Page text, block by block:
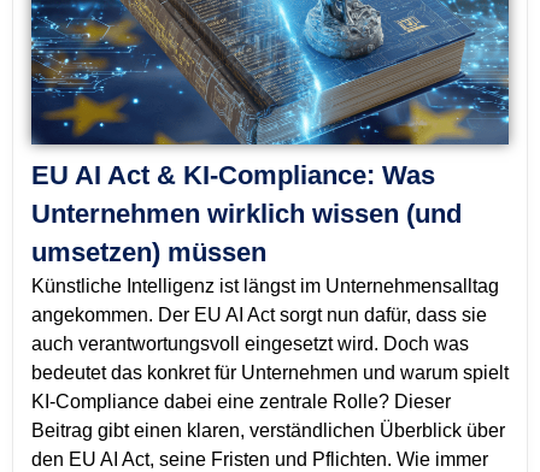
EU AI Act & KI-Compliance: Was
Unternehmen wirklich wissen (und
umsetzen) müssen
Künstliche Intelligenz ist längst im Unternehmensalltag
angekommen. Der EU AI Act sorgt nun dafür, dass sie
auch verantwortungsvoll eingesetzt wird. Doch was
bedeutet das konkret für Unternehmen und warum spielt
KI-Compliance dabei eine zentrale Rolle? Dieser
Beitrag gibt einen klaren, verständlichen Überblick über
den EU AI Act, seine Fristen und Pflichten. Wie immer